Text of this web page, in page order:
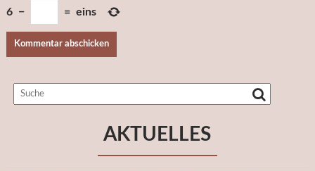
6 − = eins
AKTUELLES